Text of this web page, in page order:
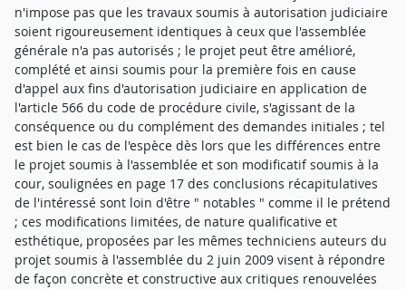
n'impose pas que les travaux soumis à autorisation judiciaire
soient rigoureusement identiques à ceux que l'assemblée
générale n'a pas autorisés ; le projet peut être amélioré,
complété et ainsi soumis pour la première fois en cause
d'appel aux fins d'autorisation judiciaire en application de
l'article 566 du code de procédure civile, s'agissant de la
conséquence ou du complément des demandes initiales ; tel
est bien le cas de l'espèce dès lors que les différences entre
le projet soumis à l'assemblée et son modificatif soumis à la
cour, soulignées en page 17 des conclusions récapitulatives
de l'intéressé sont loin d'être " notables " comme il le prétend
; ces modifications limitées, de nature qualificative et
esthétique, proposées par les mêmes techniciens auteurs du
projet soumis à l'assemblée du 2 juin 2009 visent à répondre
de façon concrète et constructive aux critiques renouvelées